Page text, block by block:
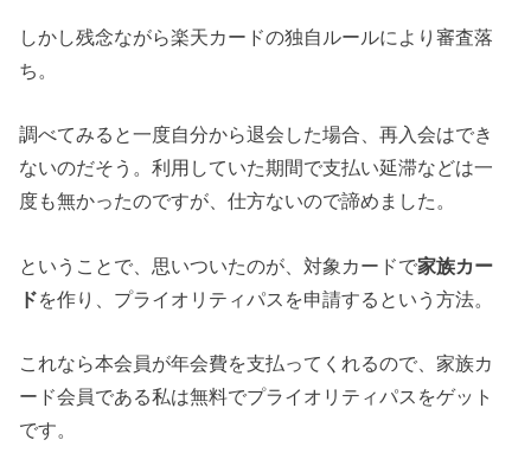
しかし残念ながら楽天カードの独自ルールにより審査落
ち。
調べてみると一度自分から退会した場合、再入会はでき
ないのだそう。利用していた期間で支払い延滞などは一
度も無かったのですが、仕方ないので諦めました。
ということで、思いついたのが、対象カードで家族カー
ドを作り、プライオリティパスを申請するという方法。
これなら本会員が年会費を支払ってくれるので、家族カ
ード会員である私は無料でプライオリティパスをゲット
です。